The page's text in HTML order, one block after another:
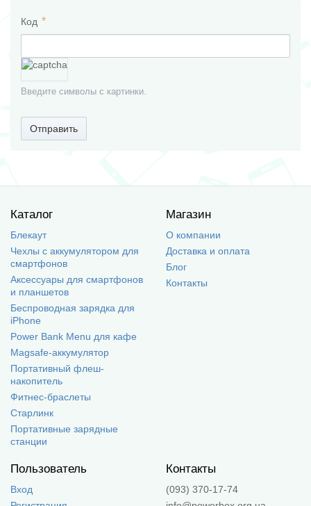
Код
Введите символы с картинки.
Отправить
Каталог
Блекаут
Чехлы с аккумулятором для
смартфонов
Аксессуары для смартфонов
и планшетов
Беспроводная зарядка для
iPhone
Power Bank Menu для кафе
Magsafe-аккумулятор
Портативный флеш-
накопитель
Фитнес-браслеты
Старлинк
Портативные зарядные
станции
Магазин
О компании
Доставка и оплата
Блог
Контакты
Пользователь
Вход
Контакты
(093) 370-17-74